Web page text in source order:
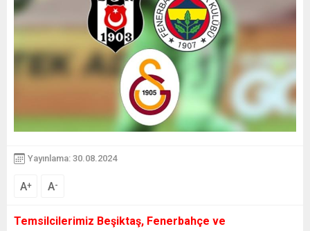
Yayınlama: 30.08.2024
A+ A-
Temsilcilerimiz Beşiktaş, Fenerbahçe ve